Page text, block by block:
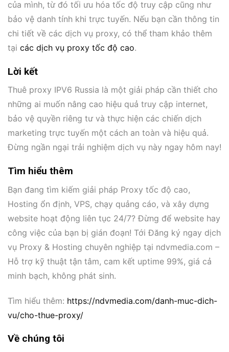
của mình, từ đó tối ưu hóa tốc độ truy cập cũng như
bảo vệ danh tính khi trực tuyến. Nếu bạn cần thông tin
chi tiết về các dịch vụ proxy, có thể tham khảo thêm
tại các dịch vụ proxy tốc độ cao.
Lời kết
Thuê proxy IPV6 Russia là một giải pháp cần thiết cho
những ai muốn nâng cao hiệu quả truy cập internet,
bảo vệ quyền riêng tư và thực hiện các chiến dịch
marketing trực tuyến một cách an toàn và hiệu quả.
Đừng ngần ngại trải nghiệm dịch vụ này ngay hôm nay!
Tìm hiểu thêm
Bạn đang tìm kiếm giải pháp Proxy tốc độ cao,
Hosting ổn định, VPS, chạy quảng cáo, và xây dựng
website hoạt động liên tục 24/7? Đừng để website hay
công việc của bạn bị gián đoạn! Tới Đăng ký ngay dịch
vụ Proxy & Hosting chuyên nghiệp tại ndvmedia.com –
Hỗ trợ kỹ thuật tận tâm, cam kết uptime 99%, giá cả
minh bạch, không phát sinh.
Tìm hiểu thêm: https://ndvmedia.com/danh-muc-dich-
vu/cho-thue-proxy/
Về chúng tôi